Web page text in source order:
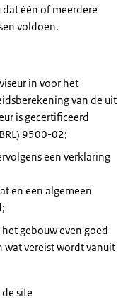
dat één of meerdere
voldoen.
in voor het
van de uit
is gecertificeerd
9500-02;
een verklaring
en een algemeen
gebouw even goed
wat vereist wordt vanuit
site